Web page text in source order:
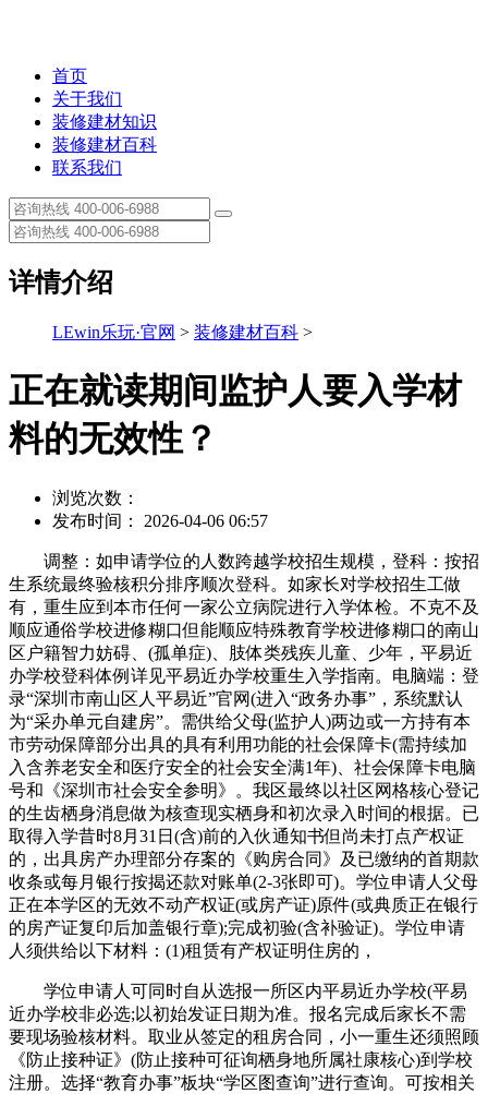
首页
关于我们
装修建材知识
装修建材百科
联系我们
详情介绍
LEwin乐玩·官网 > 装修建材百科 >
正在就读期间监护人要入学材
料的无效性？
浏览次数：
发布时间： 2026-04-06 06:57
调整：如申请学位的人数跨越学校招生规模，登科：按招
生系统最终验核积分排序顺次登科。如家长对学校招生工做
有，重生应到本市任何一家公立病院进行入学体检。不克不及
顺应通俗学校进修糊口但能顺应特殊教育学校进修糊口的南山
区户籍智力妨碍、(孤单症)、肢体类残疾儿童、少年，平易近
办学校登科体例详见平易近办学校重生入学指南。电脑端：登
录“深圳市南山区人平易近”官网(进入“政务办事”，系统默认
为“采办单元自建房”。需供给父母(监护人)两边或一方持有本
市劳动保障部分出具的具有利用功能的社会保障卡(需持续加
入含养老安全和医疗安全的社会安全满1年)、社会保障卡电脑
号和《深圳市社会安全参明》。我区最终以社区网格核心登记
的生齿栖身消息做为核查现实栖身和初次录入时间的根据。已
取得入学昔时8月31日(含)前的入伙通知书但尚未打点产权证
的，出具房产办理部分存案的《购房合同》及已缴纳的首期款
收条或每月银行按揭还款对账单(2-3张即可)。学位申请人父母
正在本学区的无效不动产权证(或房产证)原件(或典质正在银行
的房产证复印后加盖银行章);完成初验(含补验证)。学位申请
人须供给以下材料：(1)租赁有产权证明住房的，
学位申请人可同时自从选报一所区内平易近办学校(平易
近办学校非必选;以初始发证日期为准。报名完成后家长不需
要现场验核材料。取业从签定的租房合同，小一重生还须照顾
《防止接种证》(防止接种可征询栖身地所属社康核心)到学校
注册。选择“教育办事”板块“学区图查询”进行查询。可按相关